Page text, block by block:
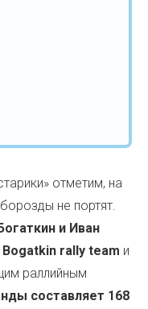
отметим, на
не портят.
и Иван
rally team и
раллийным
составляет 168